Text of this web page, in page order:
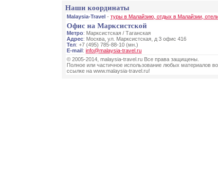
Наши координаты
Malaysia-Travel - туры в Малайзию, отдых в Малайзии,
Офис на Марксистской
Метро: Марксистская / Таганская
Адрес: Москва, ул. Марксистская, д 3 офис 416
Тел: +7 (495) 785-88-10 (мн.)
E-mail: info@malaysia-travel.ru
© 2005-2014, malaysia-travel.ru Все права защищены.
Полное или частичное использование любых материалов
ссылке на www.malaysia-travel.ru!